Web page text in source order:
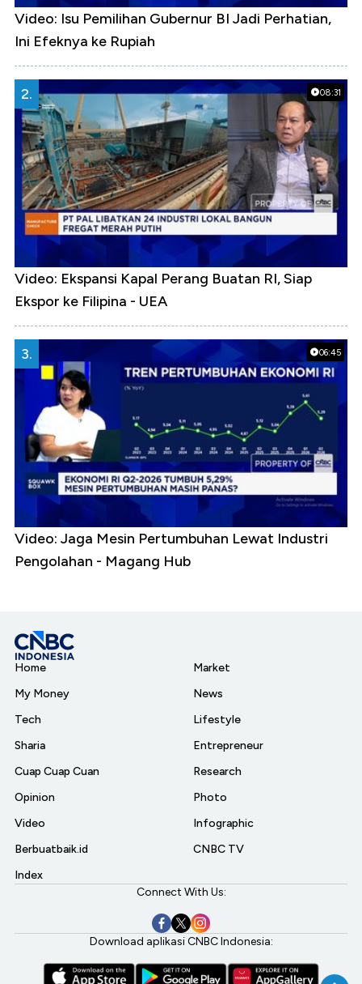
Video: Isu Pemilihan Gubernur BI Jadi Perhatian,
Ini Efeknya ke Rupiah
08:31
2.
Video: Ekspansi Kapal Perang Buatan RI, Siap
Ekspor ke Filipina - UEA
06:45
3.
Video: Jaga Mesin Pertumbuhan Lewat Industri
Pengolahan - Magang Hub
Home
My Money
Tech
Sharia
Cuap Cuap Cuan
Opinion
Video
Berbuatbaik.id
Index
Market
News
Lifestyle
Entrepreneur
Research
Photo
Infographic
CNBC TV
Connect With Us:
Download aplikasi CNBC Indonesia: